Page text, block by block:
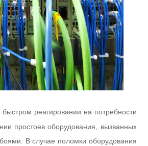
реагировании на потребности
простоев оборудования, вызванных
В случае поломки оборудования